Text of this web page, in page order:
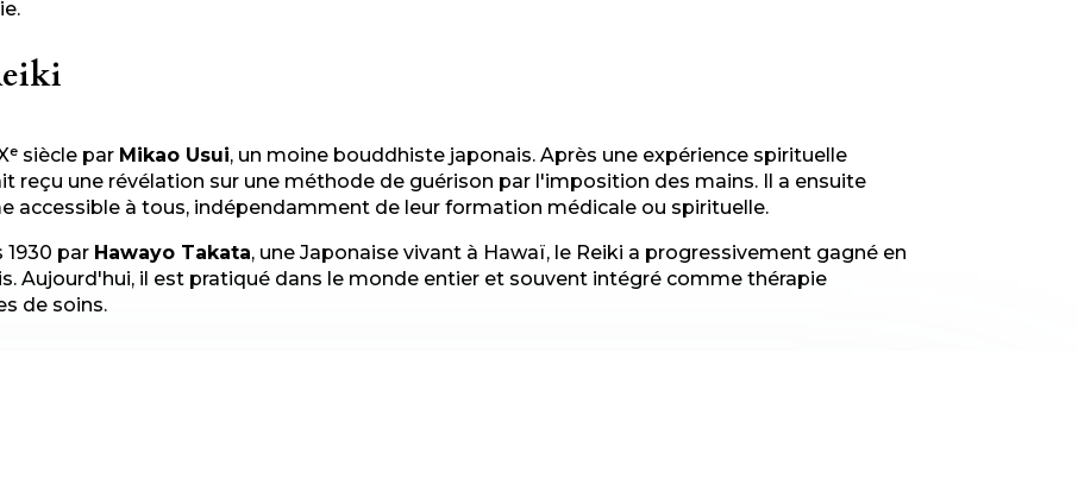
siècle par Mikao Usui, un moine bouddhiste japonais. Après une expérience spirituelle
reçu une révélation sur une méthode de guérison par l'imposition des mains. Il a ensuite
accessible à tous, indépendamment de leur formation médicale ou spirituelle.
par Hawayo Takata, une Japonaise vivant à Hawaï, le Reiki a progressivement gagné en
Aujourd'hui, il est pratiqué dans le monde entier et souvent intégré comme thérapie
de soins.